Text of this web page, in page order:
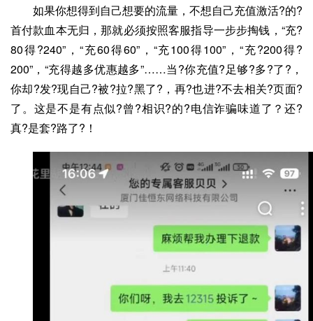
如果你想得到自己想要的流量，不想自己充值激活?的?
首付款血本无归，那就必须按照客服指导一步步掏钱，“充?
80得?240”，“充60得60”，“充100得100”，“充?200得?
200”，“充得越多优惠越多”……当?你充值?足够?多?了?，
你却?发?现自己?被?拉?黑了?，再?也进?不去相关?页面?
了。这是不是有点似?曾?相识?的?电信诈骗味道了？还?
真?是套?路了?！